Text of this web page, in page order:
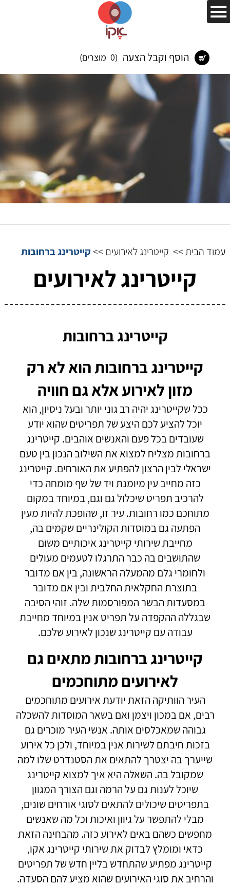
הוסף וקבל הצעה (0 מוצרים)
עמוד הבית >> קייטרינג לאירועים >>קייטרינג ברחובות
קייטרינג לאירועים
קייטרינג ברחובות
קייטרינג ברחובות הוא לא רק
מזון לאירוע אלא גם חוויה
ככל שקייטרינג יהיה רב גוני יותר ובעל ניסיון, הוא
יוכל להציע לכם היצע של תפריטים שהוא יודע
שעובדים בכל פעם והאנשים אוהבים. קייטרינג
ברחובות מצליח למצוא את השילוב הנכון בין טעם
ישראלי לבין הרצון להפתיע את האורחים. קייטרינג
כזה מחייב עין מיומנת ויד של שף מומחה כדי
להרכיב תפריט שיכלול גם וגם, במיוחד במקום
מתוחכם כמו רחובות. עיר זו, שהופכת להיות מעין
הפתעה גם במוסדות הקולינריים שקמים בה,
מחייבת שירותי קייטרינג איכותיים משום
שהתושבים בה כבר התרגלו לטעמים מעולים
ולחומרי גלם מהמעלה הראשונה, בין אם מדובר
בתוצרת החקלאית החלבית ובין אם מדובר
במסעדות הבשר המפורסמות שלה. זוהי הסיבה
שבגללה ההקפדה על תפריט אנין במיוחד מחייבת
עבודה עם קייטרינג שנכון לאירוע שלכם.
קייטרינג ברחובות מתאים גם
לאירועים מתוחכמים
העיר הוותיקה הזאת יודעת אירועים מתוחכמים
רבים, אם במכון ויצמן ואם בשאר המוסדות להשכלה
גבוהה שמאכלסים אותה. אנשי העיר מוכרים גם
בזכות חיבתם לשירות אנין במיוחד, ולכן כל אירוע
שייערך בה יצטרך להתאים את הסטנדרט שלו למה
שמקובל בה. השאלה היא איך למצוא קייטרינג
שיוכל לענות גם על הרמה וגם הצורך המגוון
בתפריטים שיכולים להתאים לסוגי אורחים שונים,
מבלי להתפשר על גיוון ואיכות וכל מה שאנשים
מחפשים כשהם באים לאירוע כזה. מהבחינה הזאת
כדאי ומומלץ לבדוק את שירותי קייטרינג אקו,
קייטרינג מפתיע שהתחדש בליין חדש של תפריטים
והרחיב את סוגי האירועים שהוא מציע להם הסעדה.